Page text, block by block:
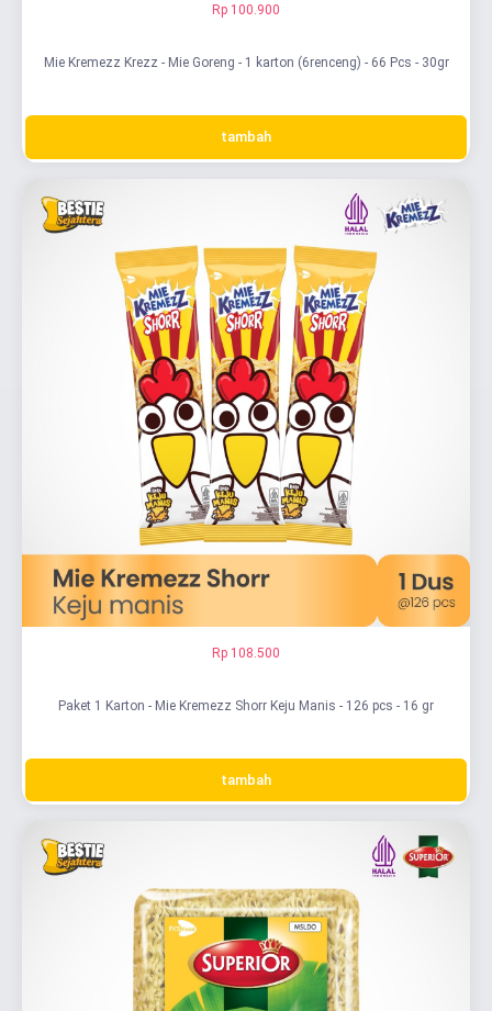
Rp 100.900
Mie Kremezz Krezz - Mie Goreng - 1 karton (6renceng) - 66 Pcs - 30gr
tambah
Rp 108.500
Paket 1 Karton - Mie Kremezz Shorr Keju Manis - 126 pcs - 16 gr
tambah